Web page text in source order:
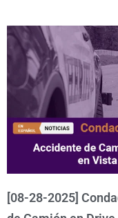
[08-28-2025]